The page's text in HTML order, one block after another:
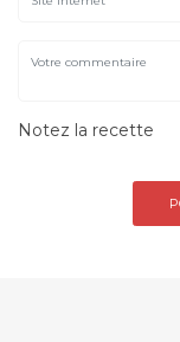
Notez la recette